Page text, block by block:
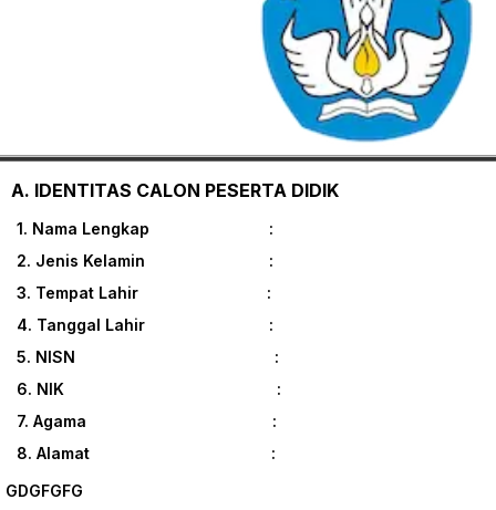
A. IDENTITAS CALON PESERTA DIDIK
1. Nama Lengkap :
2. Jenis Kelamin :
3. Tempat Lahir :
4. Tanggal Lahir :
5. NISN :
6. NIK :
7. Agama :
8. Alamat :
GDGFGFG